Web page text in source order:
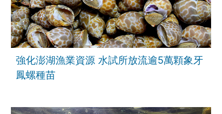
強化澎湖漁業資源 水試所放流逾5萬顆象牙
鳳螺種苗